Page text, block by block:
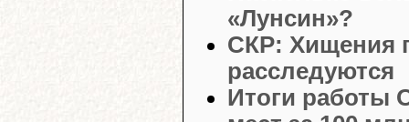
«Лунсин»?
СКР: Хищения
расследуются
Итоги работы